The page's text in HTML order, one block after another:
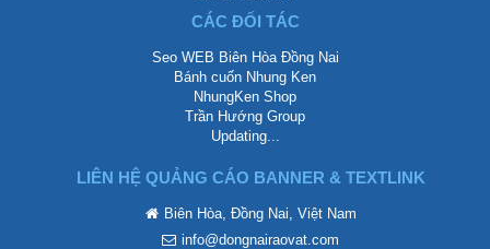
CÁC ĐỐI TÁC
Seo WEB Biên Hòa Đồng Nai
Bánh cuốn Nhung Ken
NhungKen Shop
Trần Hướng Group
Updating...
LIÊN HỆ QUẢNG CÁO BANNER & TEXTLINK
Biên Hòa, Đồng Nai, Việt Nam
info@dongnairaovat.com